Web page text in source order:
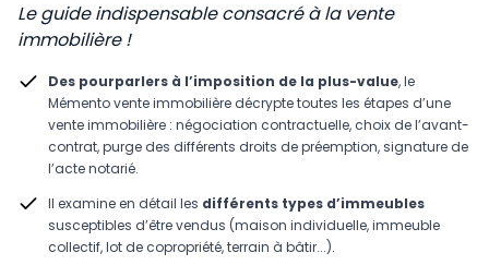
Le guide indispensable consacré à la vente
immobilière !
Des pourparlers à l’imposition de la plus-value, le
Mémento vente immobilière décrypte toutes les étapes d’une
vente immobilière : négociation contractuelle, choix de l’avant-
contrat, purge des différents droits de préemption, signature de
l’acte notarié.
Il examine en détail les différents types d’immeubles
susceptibles d’être vendus (maison individuelle, immeuble
collectif, lot de copropriété, terrain à bâtir...).